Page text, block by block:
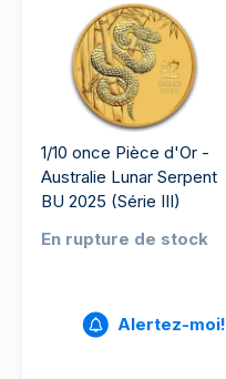
1/10 once Pièce d'Or -
Australie Lunar Serpent
BU 2025 (Série III)
En rupture de stock
Alertez-moi!